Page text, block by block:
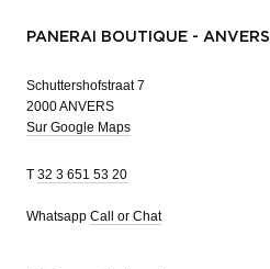
PANERAI BOUTIQUE - ANVERS
Schuttershofstraat 7
2000 ANVERS
Sur Google Maps
T 32 3 651 53 20
Whatsapp Call or Chat